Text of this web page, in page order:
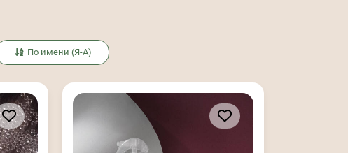
По имени (Я-А)